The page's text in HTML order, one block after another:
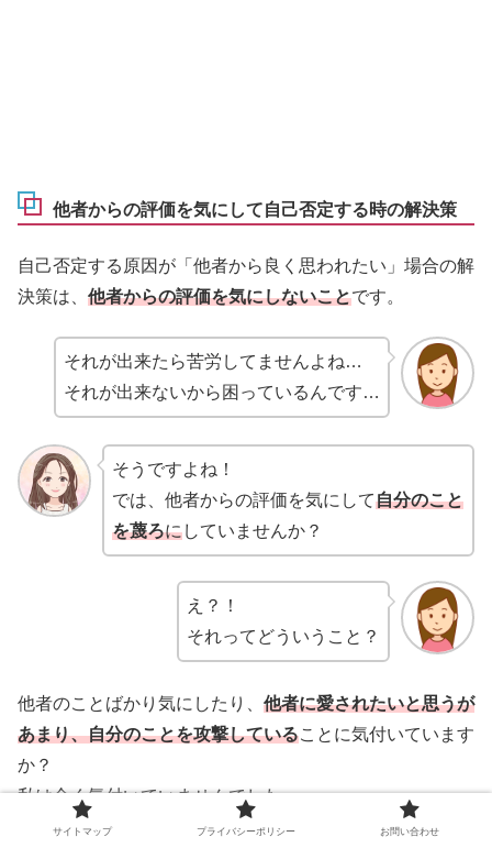
他者からの評価を気にして自己否定する時の解決策
自己否定する原因が「他者から良く思われたい」場合の解
決策は、 他者からの評価を気にしないことです。
それが出来たら苦労してませんよね…
それが出来ないから困っているんです…
そうですよね！
では、他者からの評価を気にして自分のこと
を蔑ろにしていませんか？
え？！
それってどういうこと？
他者のことばかり気にしたり、 他者に愛されたいと思うが
あまり、自分のことを攻撃していることに気付いています
か？
私は全く気付いていませんでした。
サイトマップ プライバシーポリシー お問い合わせ